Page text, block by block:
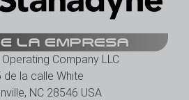
LA EMPRESA
Company LLC
de la calle White
NC 28546 USA